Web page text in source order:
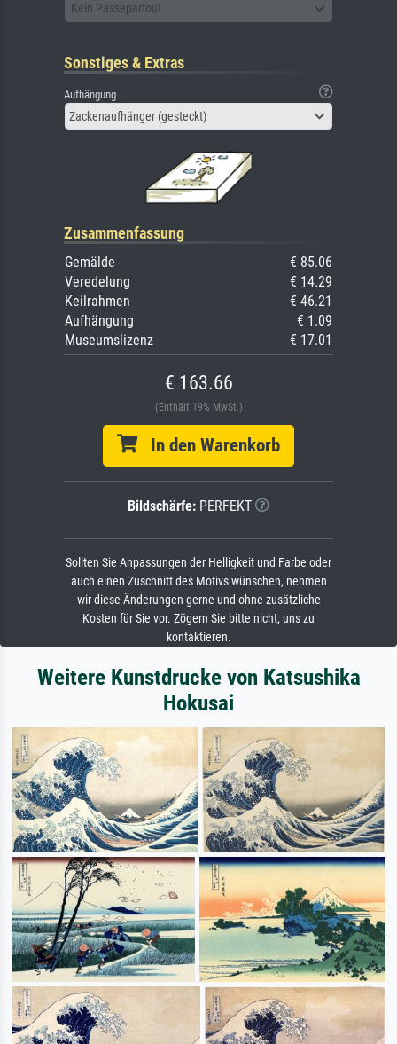
Kein Passepartout
Sonstiges & Extras
Aufhängung
Zackenaufhänger (gesteckt)
Zusammenfassung
Gemälde
€ 85.06
Veredelung
€ 14.29
Keilrahmen
€ 46.21
Aufhängung
€ 1.09
Museumslizenz
€ 17.01
€ 163.66
(Enthält 19% MwSt.)
In den Warenkorb
Bildschärfe: PERFEKT
Sollten Sie Anpassungen der Helligkeit und Farbe oder
auch einen Zuschnitt des Motivs wünschen, nehmen
wir diese Änderungen gerne und ohne zusätzliche
Kosten für Sie vor. Zögern Sie bitte nicht, uns zu
kontaktieren.
Weitere Kunstdrucke von Katsushika
Hokusai